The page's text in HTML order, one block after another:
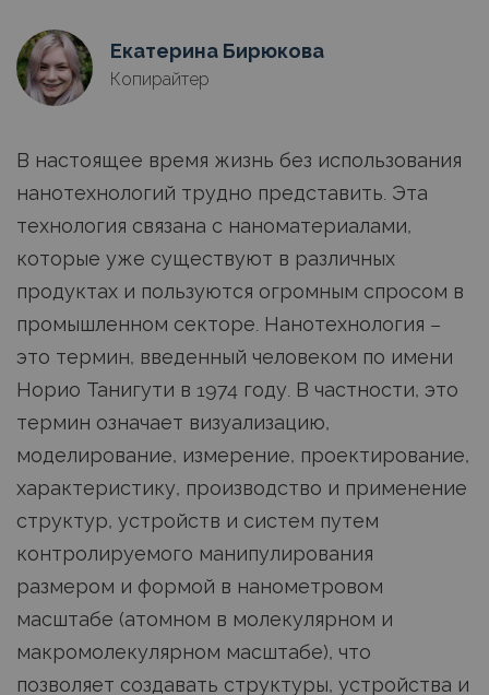
Екатерина Бирюкова
Копирайтер
В настоящее время жизнь без использования
нанотехнологий трудно представить. Эта
технология связана с наноматериалами,
которые уже существуют в различных
продуктах и пользуются огромным спросом в
промышленном секторе. Нанотехнология –
это термин, введенный человеком по имени
Норио Танигути в 1974 году. В частности, это
термин означает визуализацию,
моделирование, измерение, проектирование,
характеристику, производство и применение
структур, устройств и систем путем
контролируемого манипулирования
размером и формой в нанометровом
масштабе (атомном в молекулярном и
макромолекулярном масштабе), что
позволяет создавать структуры, устройства и